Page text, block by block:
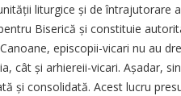
liturgice și de întrajutorare
Biserică și constituie
episcopii-vicari nu au
cât și arhiereii-vicari. Așadar,
și consolidată. Acest lucru